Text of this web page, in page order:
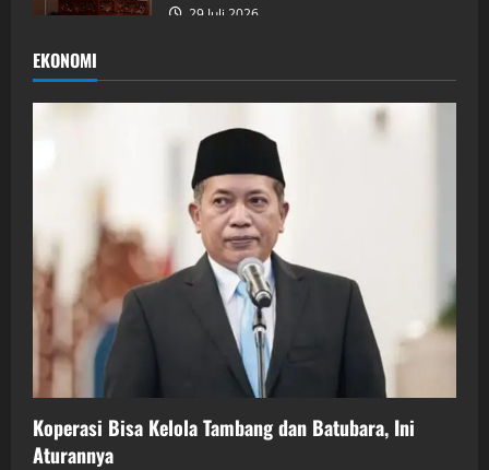
29 Juli 2026
EKONOMI
Koperasi Bisa Kelola Tambang dan Batubara, Ini
Aturannya